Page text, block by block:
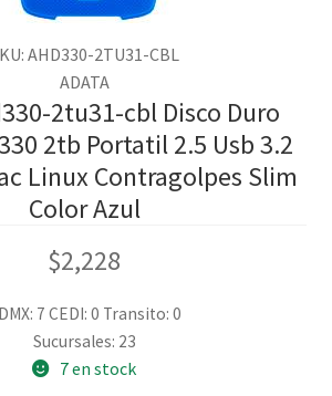
AHD330-2TU31-CBL
ADATA
2tu31-cbl Disco Duro
2tb Portatil 2.5 Usb 3.2
Linux Contragolpes Slim
Color Azul
$2,228
7 CEDI: 0 Transito: 0
Sucursales: 23
7 en stock